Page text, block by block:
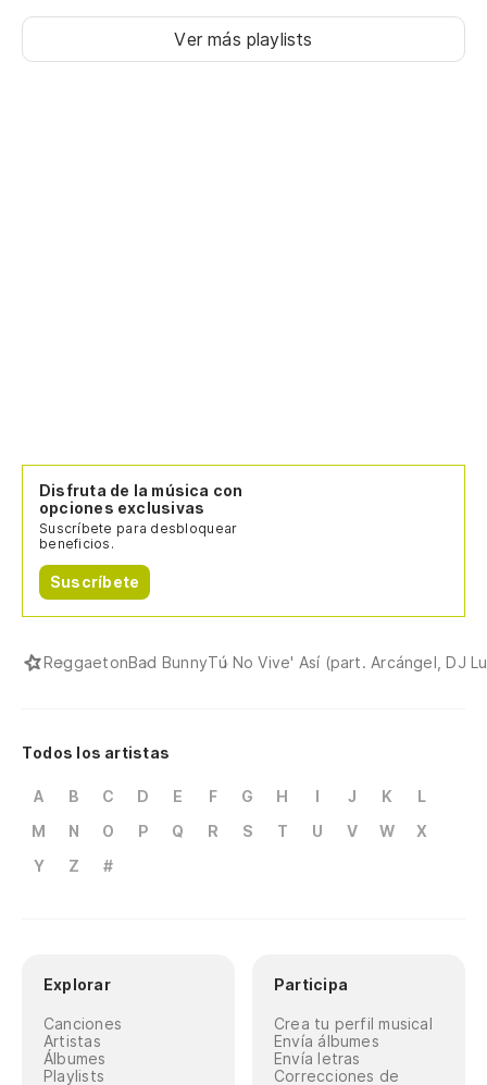
Ver más playlists
Disfruta de la música con
opciones exclusivas
Suscríbete para desbloquear
beneficios.
Suscríbete
ReggaetonBad BunnyTú No Vive' Así (part. Arcángel, DJ
Todos los artistas
A B C D E F G H I J K
L
M
N O P Q R S T U V W
X
Y
Z #
Explorar
Canciones
Artistas
Álbumes
Playlists
Participa
Crea tu perfil musical
Envía álbumes
Envía letras
Correcciones de